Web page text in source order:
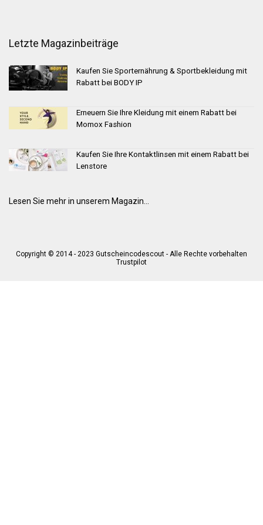
Letzte Magazinbeiträge
Kaufen Sie Sporternährung & Sportbekleidung mit
Rabatt bei BODY IP
Erneuern Sie Ihre Kleidung mit einem Rabatt bei
Momox Fashion
Kaufen Sie Ihre Kontaktlinsen mit einem Rabatt bei
Lenstore
Lesen Sie mehr in unserem Magazin...
Copyright © 2014 - 2023 Gutscheincodescout - Alle Rechte vorbehalten
Trustpilot